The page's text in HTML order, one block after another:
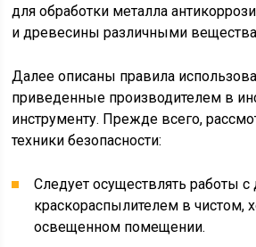
для обработки металла
и древесины различными
Далее описаны правила
приведенные производителем в
инструменту. Прежде всего,
техники безопасности:
Следует осуществлять работы
краскораспылителем в чистом,
освещенном помещении.